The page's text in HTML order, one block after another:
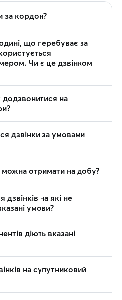
за кордон?
що перебуває за
Чи є це дзвінком
на
дзвінки за умовами
можна отримати на добу?
на які не
умови?
діють вказані
на супутниковий